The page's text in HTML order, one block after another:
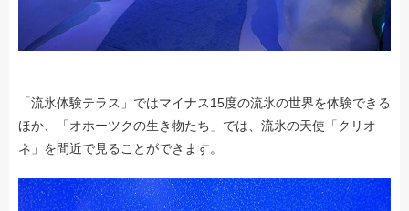
「流氷体験テラス」ではマイナス15度の流氷の世界を体験できる
ほか、「オホーツクの生き物たち」では、流氷の天使「クリオ
ネ」を間近で見ることができます。